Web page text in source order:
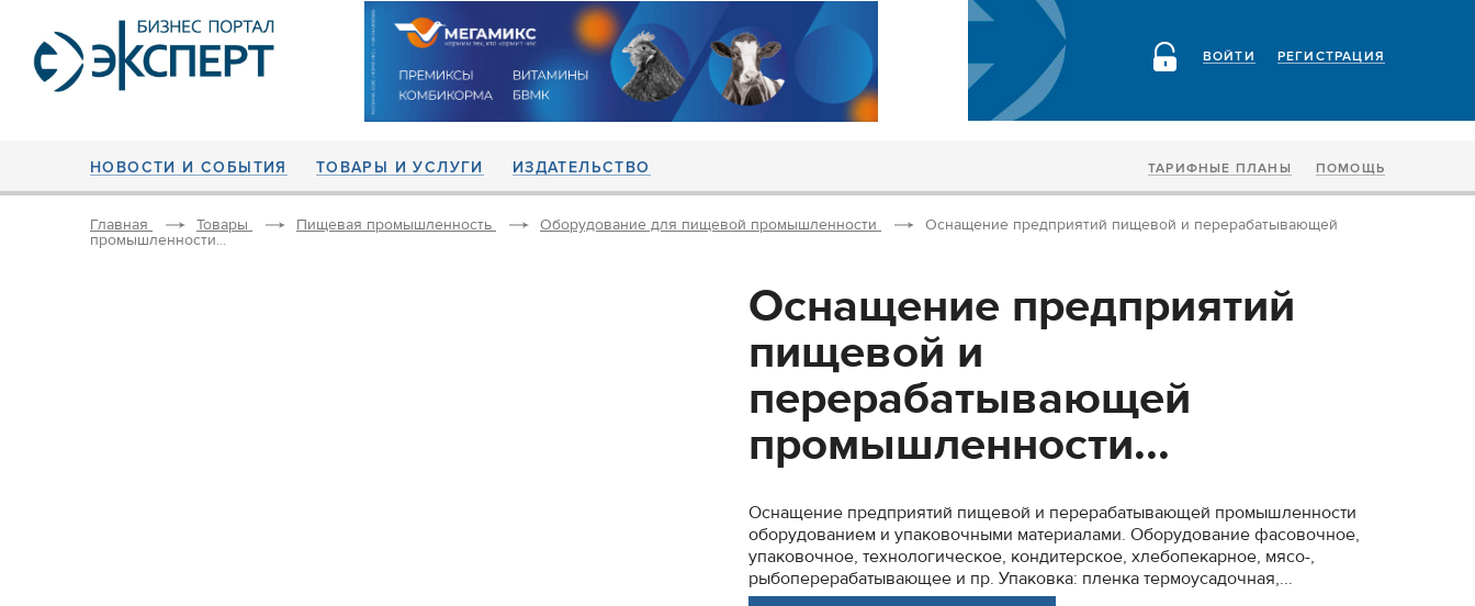
РЕГИСТРАЦИЯ
ВОЙТИ
НОВОСТИ И СОБЫТИЯ ТОВАРЫ И УСЛУГИ ИЗДАТЕЛЬСТВО ТАРИФНЫЕ ПЛАНЫ ПОМОЩЬ
Главная Товары Пищевая промышленность Оборудование для пищевой промышленности Оснащение предприятий пищевой и перерабатывающей
промышленности...
Оснащение предприятий
пищевой и
перерабатывающей
промышленности...
Оснащение предприятий пищевой и перерабатывающей промышленности
оборудованием и упаковочными материалами. Оборудование фасовочное,
упаковочное, технологическое, кондитерское, хлебопекарное, мясо-,
рыбоперерабатывающее и пр. Упаковка: пленка термоусадочная,...